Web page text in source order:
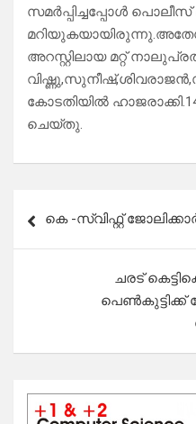
സമര്‍പ്പിച്ചപ്പോള്‍ പൊലീസ്
അറസ്റ്റിലായ മറ്റ്
കോടതിയില്‍
ചെയ്തു.
navigation
കെ -സ്വിഫ്റ്റ്
ചരട്
പെണ്‍കുട്ടിക്ക്